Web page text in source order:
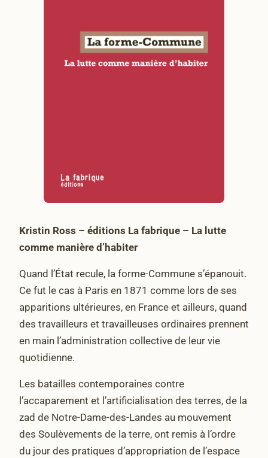
Kristin Ross – éditions La fabrique – La lutte
comme manière d’habiter
Quand l’État recule, la forme-Commune s’épanouit.
Ce fut le cas à Paris en 1871 comme lors de ses
apparitions ultérieures, en France et ailleurs, quand
des travailleurs et travailleuses ordinaires prennent
en main l’administration collective de leur vie
quotidienne.
Les batailles contemporaines contre
l’accaparement et l’artificialisation des terres, de la
zad de Notre-Dame-des-Landes au mouvement
des Soulèvements de la terre, ont remis à l’ordre
du jour des pratiques d’appropriation de l’espace